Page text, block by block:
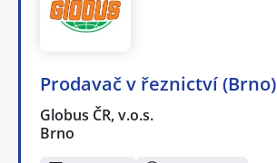
Prodavač v řeznictví (Brno)
Globus ČR, v.o.s.
Brno